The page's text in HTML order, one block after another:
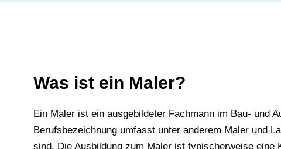
Was ist ein Maler?
Ein Maler ist ein ausgebildeter Fachmann im Bau- und
Berufsbezeichnung umfasst unter anderem Maler und
sind. Die Ausbildung zum Maler ist typischerweise eine